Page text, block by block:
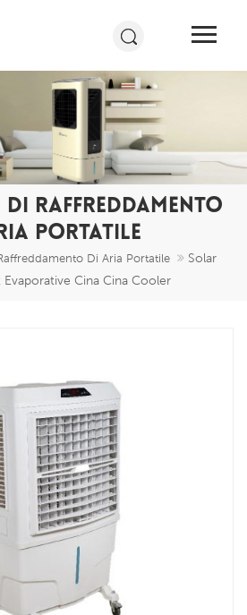
RAFFREDDAMENTO
PORTATILE
Di Aria Portatile
Solar
Evaporative Cina Cina Cooler